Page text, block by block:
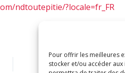
Pour offrir les meilleures
stocker et/ou accéder
ndtoutepitie/?locale=fr_FR